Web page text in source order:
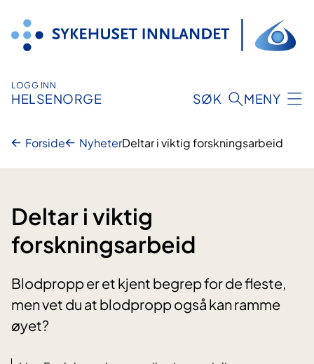
innhold
LOGG INN
HELSENORGE SØK MENY
Forside NyheterDeltar i viktig forskningsarbeid
Deltar i viktig
forskningsarbeid
Blodpropp er et kjent begrep for de fleste,
men vet du at blodpropp også kan ramme
øyet?